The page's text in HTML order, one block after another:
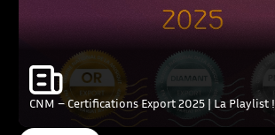
CNM – Certifications Export 2025 | La Playlist !